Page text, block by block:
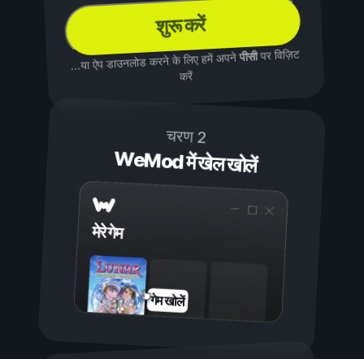
शुरू करें
...या ऐप डाउनलोड करने के लिए हमें अपनेपीसीपर विज़िट
करें
चरण 2
WeMod में खेल खोलें
मेरे गेम
गेम खोलें